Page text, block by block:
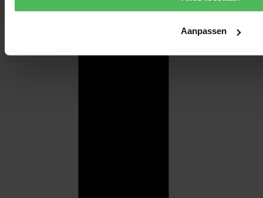
Aanpassen